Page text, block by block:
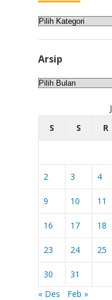
Kategori
Arsip
Arsip
S
S R
2 3 4
9 10 11
16 17 18
23 24 25
30
31
« Des
Feb »